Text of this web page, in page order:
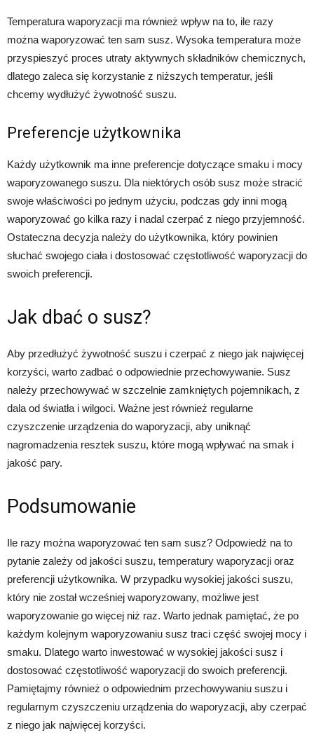
Temperatura waporyzacji ma również wpływ na to, ile razy
można waporyzować ten sam susz. Wysoka temperatura może
przyspieszyć proces utraty aktywnych składników chemicznych,
dlatego zaleca się korzystanie z niższych temperatur, jeśli
chcemy wydłużyć żywotność suszu.
Preferencje użytkownika
Każdy użytkownik ma inne preferencje dotyczące smaku i mocy
waporyzowanego suszu. Dla niektórych osób susz może stracić
swoje właściwości po jednym użyciu, podczas gdy inni mogą
waporyzować go kilka razy i nadal czerpać z niego przyjemność.
Ostateczna decyzja należy do użytkownika, który powinien
słuchać swojego ciała i dostosować częstotliwość waporyzacji do
swoich preferencji.
Jak dbać o susz?
Aby przedłużyć żywotność suszu i czerpać z niego jak najwięcej
korzyści, warto zadbać o odpowiednie przechowywanie. Susz
należy przechowywać w szczelnie zamkniętych pojemnikach, z
dala od światła i wilgoci. Ważne jest również regularne
czyszczenie urządzenia do waporyzacji, aby uniknąć
nagromadzenia resztek suszu, które mogą wpływać na smak i
jakość pary.
Podsumowanie
Ile razy można waporyzować ten sam susz? Odpowiedź na to
pytanie zależy od jakości suszu, temperatury waporyzacji oraz
preferencji użytkownika. W przypadku wysokiej jakości suszu,
który nie został wcześniej waporyzowany, możliwe jest
waporyzowanie go więcej niż raz. Warto jednak pamiętać, że po
każdym kolejnym waporyzowaniu susz traci część swojej mocy i
smaku. Dlatego warto inwestować w wysokiej jakości susz i
dostosować częstotliwość waporyzacji do swoich preferencji.
Pamiętajmy również o odpowiednim przechowywaniu suszu i
regularnym czyszczeniu urządzenia do waporyzacji, aby czerpać
z niego jak najwięcej korzyści.